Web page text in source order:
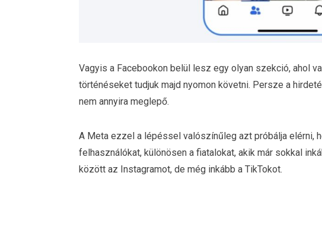
Vagyis a Facebookon belül lesz egy olyan szekció, ahol
történéseket tudjuk majd nyomon követni. Persze a
nem annyira meglepő.
A Meta ezzel a lépéssel valószínűleg azt próbálja elérni,
felhasználókat, különösen a fiatalokat, akik már sokkal
között az Instagramot, de még inkább a TikTokot.